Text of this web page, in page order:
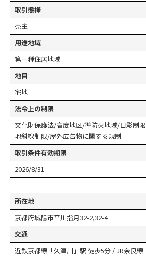
取引態様
売主
用途地域
第一種住居地域
地目
宅地
法令上の制限
文化財保護法/高度地区/準防火地域/日影制
地斜線制限/屋外広告物に関する規制
取引条件有効期限
2026/8/31
所在地
京都府城陽市平川指月32-2,32-4
交通
近鉄京都線「久津川」駅 徒歩5分 / JR奈良